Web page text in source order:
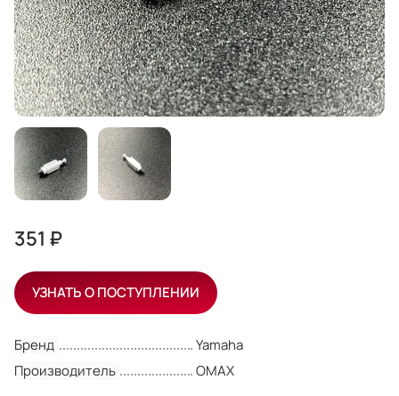
Бренд
Yamaha
Производитель
OMAX
351 ₽
УЗНАТЬ О ПОСТУПЛЕНИИ